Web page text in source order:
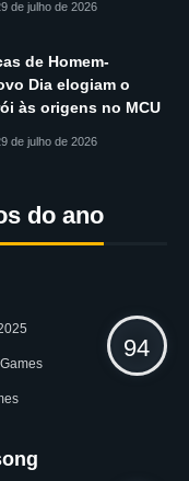
de julho de 2026
de Homem-
Dia elogiam o
às origens no MCU
de julho de 2026
do ano
94